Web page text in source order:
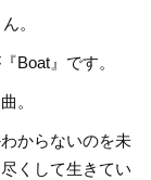
。
Boat』です。
。
からないのを未
くして生きてい